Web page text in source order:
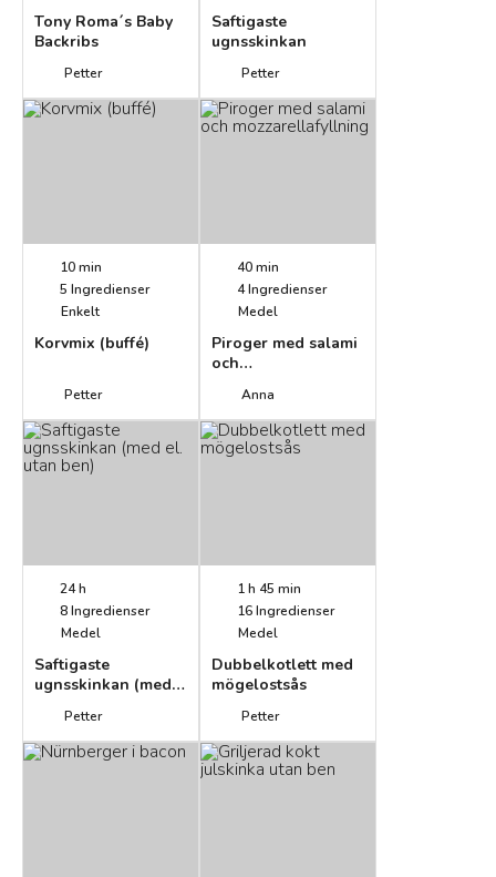
Tony Roma´s Baby
Backribs
Petter
Saftigaste
ugnsskinkan
Petter
10 min
5 Ingredienser
Enkelt
Korvmix (buffé)
Petter
40 min
4Ingredienser
Medel
Piroger med salami
och
Anna
24 h
8Ingredienser
Medel
Saftigaste
ugnsskinkan (med
Petter
1 h 45 min
16Ingredienser
Medel
Dubbelkotlett med
mögelostsås
Petter